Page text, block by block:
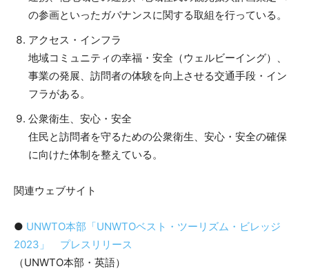
の参画といったガバナンスに関する取組を行っている。
アクセス・インフラ
地域コミュニティの幸福・安全（ウェルビーイング）、
事業の発展、訪問者の体験を向上させる交通手段・イン
フラがある。
公衆衛生、安心・安全
住民と訪問者を守るための公衆衛生、安心・安全の確保
に向けた体制を整えている。
関連ウェブサイト
● UNWTO本部「UNWTOベスト・ツーリズム・ビレッジ
2023」 プレスリリース
（UNWTO本部・英語）